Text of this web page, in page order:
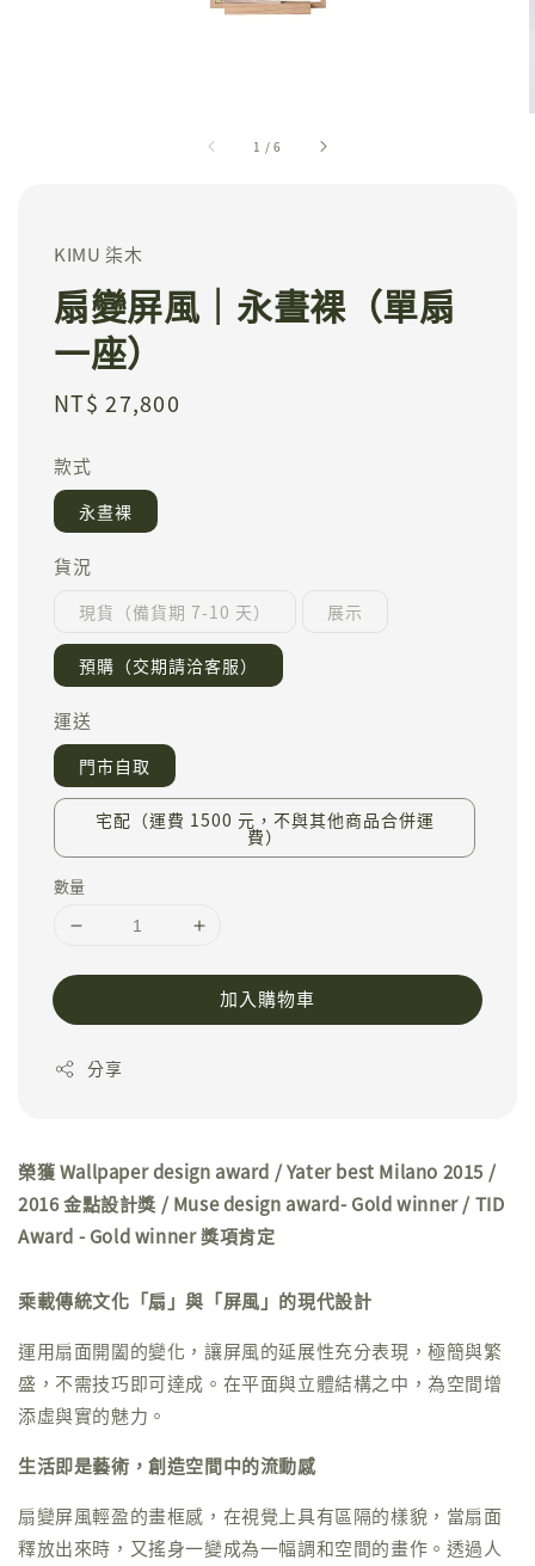
1 /6
KIMU 柒木
扇變屏風｜永晝裸（單扇
一座）
Regular
NT$ 27,800
款式
永晝裸
貨況
現貨（備貨期 7-10 天） 展示
預購（交期請洽客服）
運送
門市自取
宅配（運費 1500 元，不與其他商品合併運
費）
數量
加入購物車
分享
榮獲 Wallpaper design award / Yater best Milano 2015 /
2016 金點設計獎 / Muse design award- Gold winner / TID
Award - Gold winner 獎項肯定
乘載傳統文化「扇」與「屏風」的現代設計
運用扇面開闔的變化，讓屏風的延展性充分表現，極簡與繁
盛，不需技巧即可達成。在平面與立體結構之中，為空間增
添虛與實的魅力。
生活即是藝術，創造空間中的流動感
扇變屏風輕盈的畫框感，在視覺上具有區隔的樣貌，當扇面
釋放出來時，又搖身一變成為一幅調和空間的畫作。透過人